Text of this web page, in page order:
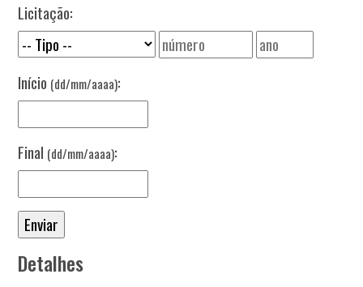
Licitação:
Início (dd/mm/aaaa):
Final (dd/mm/aaaa):
Detalhes